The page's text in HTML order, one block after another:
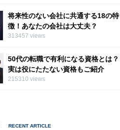
将来性のない会社に共通する18の特
徴！あなたの会社は大丈夫？
313457 views
50代の転職で有利になる資格とは？
実は役にたたない資格もご紹介
215310 views